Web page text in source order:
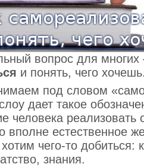
вопрос для многих
и понять, чего
под словом
дает такое
реализовать
вполне естественное
чего-то добиться:
знания.